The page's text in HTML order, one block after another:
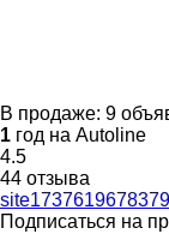
В продаже: 9
1 год на Autoline
4.5
44 отзыва
Подписаться на